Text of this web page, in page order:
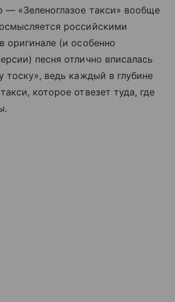
— «Зеленоглазое такси» вообще
российскими
оригинале (и особенно
песня отлично вписалась
тоску», ведь каждый в глубине
которое отвезет туда, где